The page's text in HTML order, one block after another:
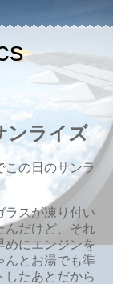
ンライズ
この日のサンラ
ラスが凍り付い
んだけど、それ
めにエンジンを
んとお湯でも準
したあとだから